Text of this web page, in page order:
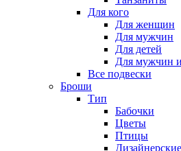
Для кого
Для женщин
Для мужчин
Для детей
Для мужчин
Все подвески
Броши
Тип
Бабочки
Цветы
Птицы
Дизайнерские